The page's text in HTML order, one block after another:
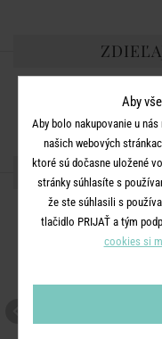
ĎALŠIE
-
Aby
Aby bolo nakupovanie u
našich webových
ktoré sú dočasne uložené
stránky súhlasíte s
že ste súhlasili s
tlačidlo PRIJAŤ a tým
cookies si